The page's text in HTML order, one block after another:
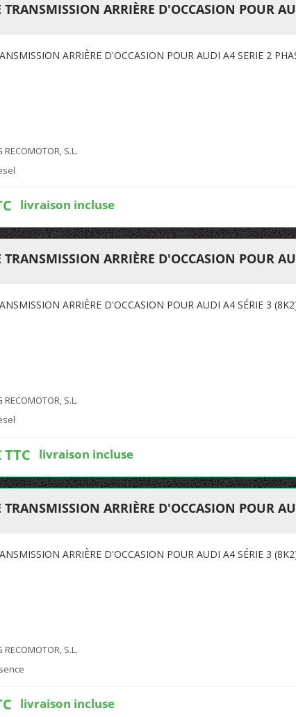
TRANSMISSION ARRIÈRE D'OCCASION POUR
ARRIÈRE D'OCCASION POUR AUDI A4 SERIE 2
RECOMOTOR, S.L.
livraison incluse
TRANSMISSION ARRIÈRE D'OCCASION POUR
ARRIÈRE D'OCCASION POUR AUDI A4 SÉRIE 3
RECOMOTOR, S.L.
TTC livraison incluse
TRANSMISSION ARRIÈRE D'OCCASION POUR
ARRIÈRE D'OCCASION POUR AUDI A4 SÉRIE 3
RECOMOTOR, S.L.
livraison incluse